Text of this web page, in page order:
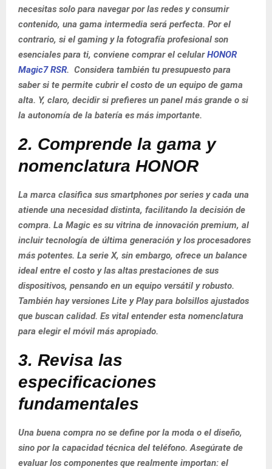
necesitas solo para navegar por las redes y consumir
contenido, una gama intermedia será perfecta. Por el
contrario, si el gaming y la fotografía profesional son
esenciales para ti, conviene comprar el celular HONOR
Magic7 RSR. Considera también tu presupuesto para
saber si te permite cubrir el costo de un equipo de gama
alta. Y, claro, decidir si prefieres un panel más grande o si
la autonomía de la batería es más importante.
2. Comprende la gama y
nomenclatura HONOR
La marca clasifica sus smartphones por series y cada una
atiende una necesidad distinta, facilitando la decisión de
compra. La Magic es su vitrina de innovación premium, al
incluir tecnología de última generación y los procesadores
más potentes. La serie X, sin embargo, ofrece un balance
ideal entre el costo y las altas prestaciones de sus
dispositivos, pensando en un equipo versátil y robusto.
También hay versiones Lite y Play para bolsillos ajustados
que buscan calidad. Es vital entender esta nomenclatura
para elegir el móvil más apropiado.
3. Revisa las
especificaciones
fundamentales
Una buena compra no se define por la moda o el diseño,
sino por la capacidad técnica del teléfono. Asegúrate de
evaluar los componentes que realmente importan: el